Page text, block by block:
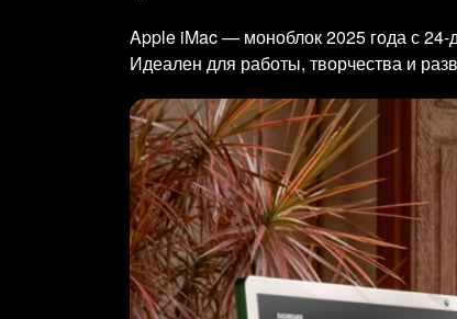
Apple iMac — моноблок 2025 года с
Идеален для работы, творчества и